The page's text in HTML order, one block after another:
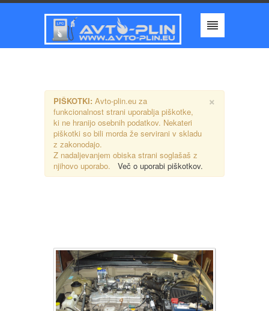
×
PIŠKOTKI: Avto-plin.eu za
funkcionalnost strani uporablja piškotke,
ki ne hranijo osebnih podatkov. Nekateri
piškotki so bili morda že servirani v skladu
z zakonodajo.
Z nadaljevanjem obiska strani soglašaš z
njihovo uporabo.
Več o uporabi piškotkov.